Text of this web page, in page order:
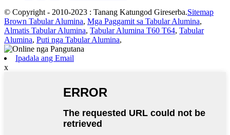
© Copyright - 2010-2023 : Tanang Katungod Gireserba.Sitemap
Brown Tabular Alumina, Mga Paggamit sa Tabular Alumina,
Almatis Tabular Alumina, Tabular Alumina T60 T64, Tabular
Alumina, Puti nga Tabular Alumina,
Ipadala ang Email
x